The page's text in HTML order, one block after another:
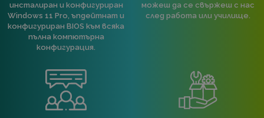
инсталиран и конфигуриран
Windows 11 Pro, ъпдейтнат и
конфигуриран BIOS към всяка
пълна компютърна
конфигурация.
можеш да се свържеш с нас
след работа или училище.